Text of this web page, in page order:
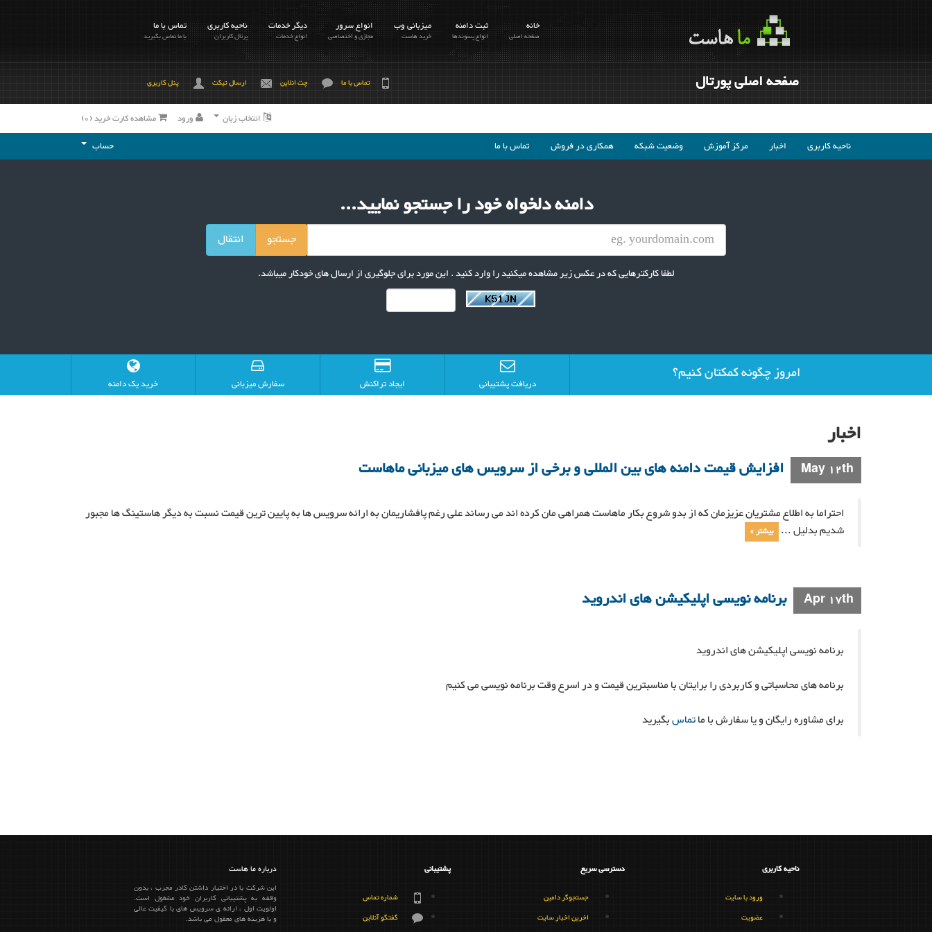
خانه
صفحه اصلی
ثبت دامنه
انواع پسوندها
میزبانی وب
خرید هاست
انواع سرور
مجازی و اختصاصی
دیگر خدمات
انواع خدمات
ناحیه کاربری
پرتال کاربران
تماس با ما
با ما تماس بگیرید
صفحه اصلی پورتال تماس با ما چت انلاین ارسال تیکت پنل کاربری
انتخاب زبان ورود مشاهده کارت خرید (0
)
ناحیه کاربری اخبار مرکز آموزش وضعیت شبکه همکاری در فروش تماس با ما حساب
دامنه دلخواه خود را جستجو نمایید...
لطفا کارکترهایی که در عکس زیر مشاهده میکنید را وارد کنید . این مورد برای جلوگیری از ارسال های خودکار میباشد.
امروز چگونه کمکتان کنیم؟ خرید یک دامنه سفارش میزبانی ایجاد تراکنش دریافت پشتیبانی
اخبار
May 12th افزایش قیمت دامنه های بین المللی و برخی از سرویس های میزبانی ماهاست
احتراما به اطلاع مشتریان عزیزمان که از بدو شروع بکار ماهاست همراهی مان کرده اند می رساند علی رغم پافشاریمان به ارائه سرویس ها به پایین ترین قیمت نسبت به دیگر هاستینگ ها مجبور
شدیم بدلیل ... بیشتر »
Apr 17th برنامه نویسی اپلیکیشن های اندروید
برنامه نویسی اپلیکیشن های اندروید
برنامه های محاسباتی و کاربردی را برایتان با مناسبترین قیمت و در اسرع وقت برنامه نویسی می کنیم
برای مشاوره رایگان و یا سفارش با ماتماسبگیرید
ناحیه کاربری
ورود با سایت
عضویت
دسترسی سریع
جستجوگر دامین
اخرین اخبار سایت
پشتیبانی
شماره تماس
گفتگو آنلاین
درباره ما هاست
این شرکت با در اختیار داشتن کادر مجرب ، بدون
وقفه به پشتیبانی کاربران خود مشغول است.
اولویت اول ، ارائه ی سرویس های با کیفیت عالی
و با هزینه های معقول می باشد.